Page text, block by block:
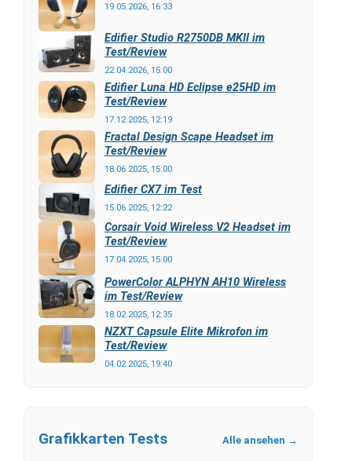
19.05.2026, 16:33
Edifier Studio R2750DB MKII im
Test/Review
22.04.2026, 15:00
Edifier Luna HD Eclipse e25HD im
Test/Review
17.12.2025, 12:19
Fractal Design Scape Headset im
Test/Review
18.06.2025, 15:00
Edifier CX7 im Test
15.06.2025, 12:22
Corsair Void Wireless V2 Headset im
Test/Review
17.04.2025, 15:00
PowerColor ALPHYN AH10 Wireless
im Test/Review
18.02.2025, 12:35
NZXT Capsule Elite Mikrofon im
Test/Review
04.02.2025, 19:40
Grafikkarten Tests Alle ansehen →